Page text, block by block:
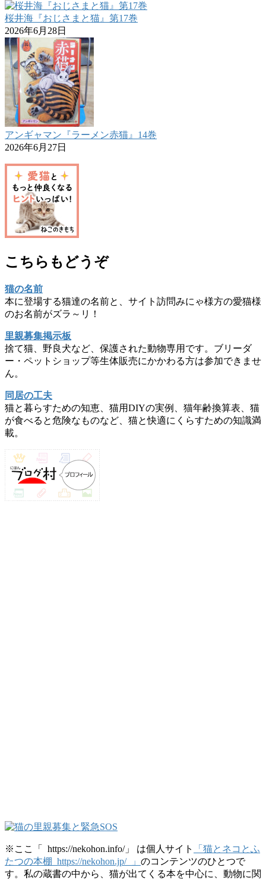
桜井海『おじさまと猫』第17巻
2026年6月28日
アンギャマン『ラーメン赤猫』14巻
2026年6月27日
こちらもどうぞ
猫の名前
本に登場する猫達の名前と、サイト訪問みにゃ様方の愛猫様
のお名前がズラ～リ！
里親募集掲示板
捨て猫、野良犬など、保護された動物専用です。ブリーダ
ー・ペットショップ等生体販売にかかわる方は参加できませ
ん。
同居の工夫
猫と暮らすための知恵、猫用DIYの実例、猫年齢換算表、猫
が食べると危険なものなど、猫と快適にくらすための知識満
載。
※ここ「 https://nekohon.info/」 は個人サイト
「猫とネコとふ
たつの本棚 https://nekohon.jp/ 」 のコンテンツのひとつで
す。私の蔵書の中から、猫が出てくる本を中心に、動物に関